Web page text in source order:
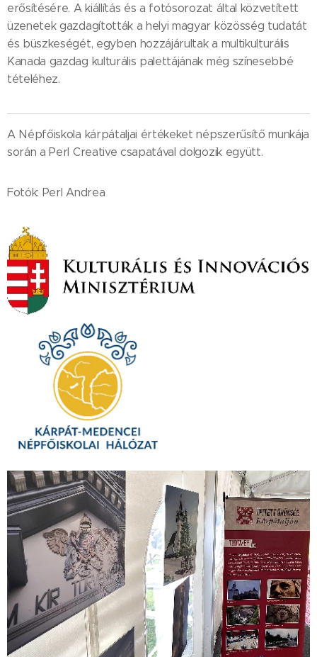
erősítésére. A kiállítás és a fotósorozat által közvetített
üzenetek gazdagították a helyi magyar közösség tudatát
és büszkeségét, egyben hozzájárultak a multikulturális
Kanada gazdag kulturális palettájának még színesebbé
tételéhez.
A Népfőiskola kárpátaljai értékeket népszerűsítő munkája
során a Perl Creative csapatával dolgozik együtt.
Fotók: Perl Andrea